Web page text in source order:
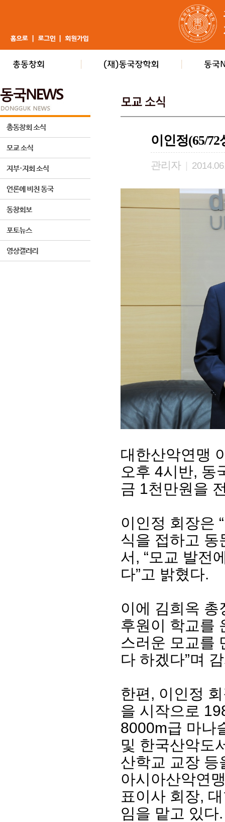
이사장 인사말
연혁·사업실적
역대 이사장
총동창
지부·
언론에
동창회
포토뉴
영상갤
이인정(65/
관리자
대한산악연맹
오후 4시반, 동
금 1천만원을
이인정 회장은
식을 접하고 동
서, “모교 발전
다”고 밝혔다.
이에 김희옥 총
후원이 학교를
스러운 모교를
다 하겠다”며
한편, 이인정
을 시작으로
8000m급 마나
및 한국산악도
산학교 교장 등
아시아산악연
표이사 회장,
임을 맡고 있다.